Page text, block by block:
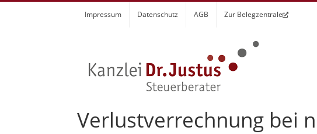
Impressum Datenschutz AGB Zur Belegzentrale
Verlustverrechnung bei